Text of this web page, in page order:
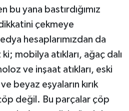
yana bastırdığımız
çekmeye
hesaplarımızdan da
mobilya atıkları, ağaç dalı
ve inşaat atıkları, eski
beyaz eşyaların kırık
değil. Bu parçalar çöp